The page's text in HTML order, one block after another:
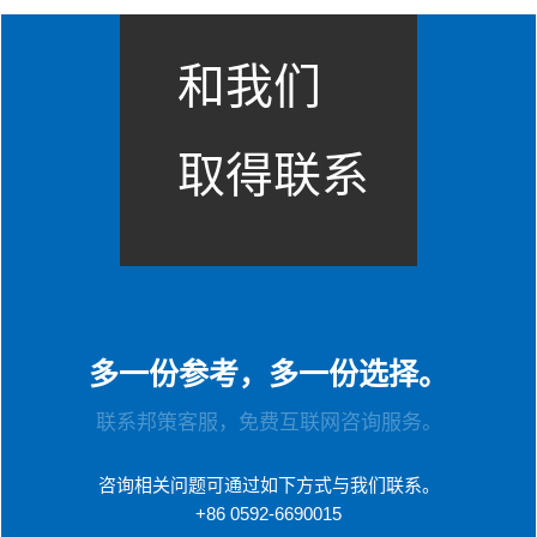
和我们
取得联系
多一份参考，多一份选择。
联系邦策客服，免费互联网咨询服务。
咨询相关问题可通过如下方式与我们联系。
+86 0592-6690015